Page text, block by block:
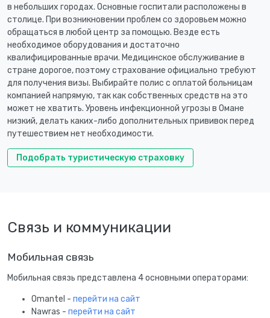
в небольших городах. Основные госпитали расположены в
столице. При возникновении проблем со здоровьем можно
обращаться в любой центр за помощью. Везде есть
необходимое оборудования и достаточно
квалифицированные врачи. Медицинское обслуживание в
стране дорогое, поэтому страхование официально требуют
для получения визы. Выбирайте полис с оплатой больницам
компанией напрямую, так как собственных средств на это
может не хватить. Уровень инфекционной угрозы в Омане
низкий, делать каких-либо дополнительных прививок перед
путешествием нет необходимости.
Подобрать туристическую страховку
Связь и коммуникации
Мобильная связь
Мобильная связь представлена 4 основными операторами:
Omantel - перейти на сайт
Nawras - перейти на сайт